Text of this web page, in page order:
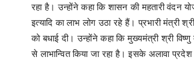
रहा है। उन्होंने कहा कि शासन की महतारी वंदन
इत्यादि का लाभ लोग उठा रहे हैं। प्रभारी मंत्री
को बधाई दी। उन्होंने कहा कि मुख्यमंत्री श्री
से लाभान्वित किया जा रहा है। इसके अलावा